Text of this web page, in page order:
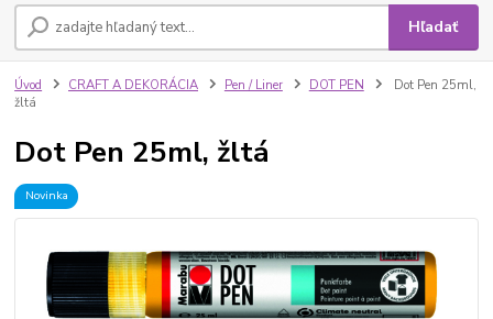
Hľadať
Úvod CRAFT A DEKORÁCIA Pen / Liner DOT PEN
Dot Pen 25ml,
žltá
Dot Pen 25ml, žltá
Novinka